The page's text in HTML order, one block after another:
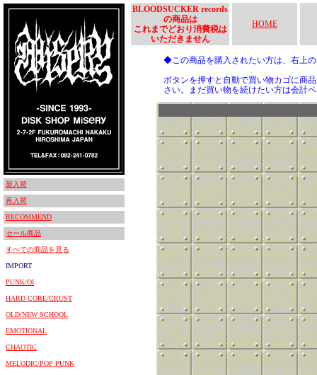
新入荷
再入荷
RECOMMEND
セール商品
すべての商品を見る
IMPORT
PUNK/OI
HARD CORE/CRUST
OLD/NEW SCHOOL
EMOTIONAL
CHAOTIC
MELODIC/POP PUNK
BLOODSUCKER records
の商品は
これまでどおり消費税は
いただきません
HOME
◆この商品を購入されたい方は、右上
ボタンを押すと自動で買い物カゴに商
さい。まだ買い物を続けたい方は会計